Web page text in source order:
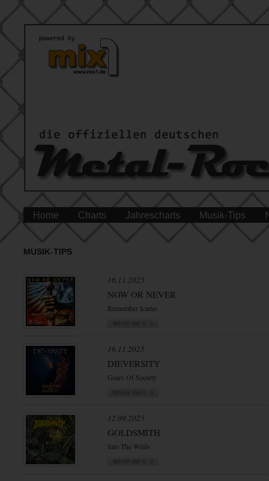
Home Charts Jahrescharts Musik-Tips
MUSIK-TIPS
16.11.2025
NOW OR NEVER
Remember Icarus
16.11.2025
DIEVERSITY
Gears Of Society
12.09.2025
GOLDSMITH
Into The Wilds